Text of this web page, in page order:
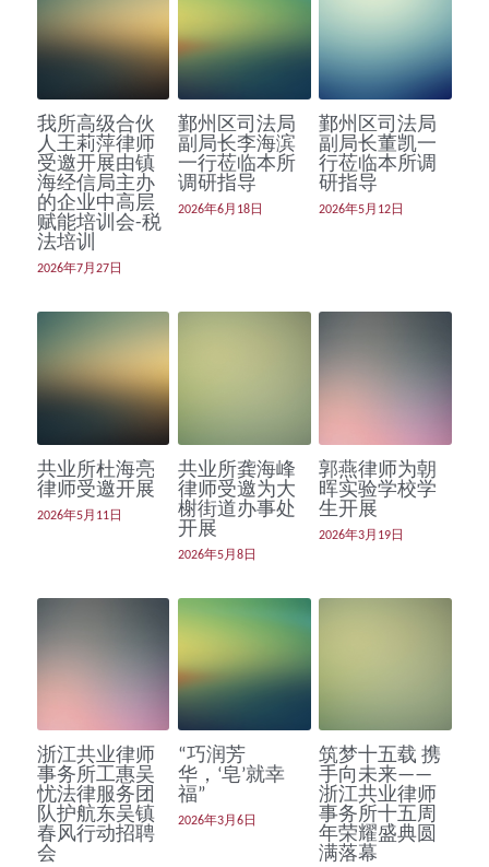
共业荣誉
新法速递
我所高级合伙
人王莉萍律师
受邀开展由镇
海经信局主办
的企业中高层
赋能培训会-税
法培训
2026年7月27日
鄞州区司法局
副局长李海滨
一行莅临本所
调研指导
2026年6月18日
鄞州区司法局
副局长董凯一
行莅临本所调
研指导
2026年5月12日
共业所杜海亮
律师受邀开展
2026年5月11日
共业所龚海峰
律师受邀为大
榭街道办事处
开展
2026年5月8日
郭燕律师为朝
晖实验学校学
生开展
2026年3月19日
浙江共业律师
事务所工惠吴
忧法律服务团
队护航东吴镇
春风行动招聘
会
“巧润芳
华，‘皂’就幸
福”
2026年3月6日
筑梦十五载 携
手向未来——
浙江共业律师
事务所十五周
年荣耀盛典圆
满落幕
共业荣誉